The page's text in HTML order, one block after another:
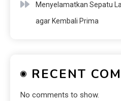
Menyelamatkan Sepatu
agar Kembali Prima
RECENT
No comments to show.